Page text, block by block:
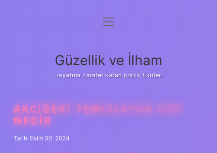
Anasayfa
Yasal Uyarı
menüyü
Güzellik ve İlham
Hayatına zarafet katan pratik fikirler!
AKCIĞERI TEMIZLEYEN KÜR
NEDIR
Tarih: Ekim 30, 2024